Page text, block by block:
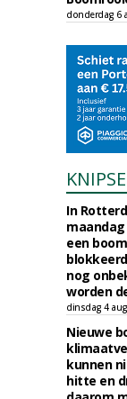
donderdag 6
In
een
nog
worden
dinsdag 4
Nieuwe
kunnen
hitte en